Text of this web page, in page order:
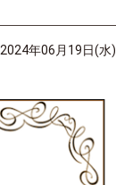
2024年06月19日(水)